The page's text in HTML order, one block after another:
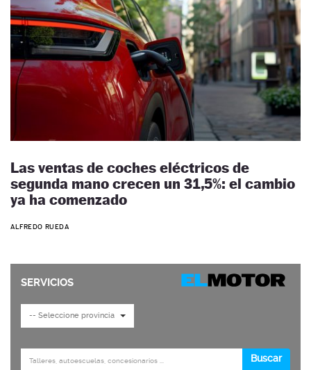
Las ventas de coches eléctricos de
segunda mano crecen un 31,5%: el cambio
ya ha comenzado
ALFREDO RUEDA